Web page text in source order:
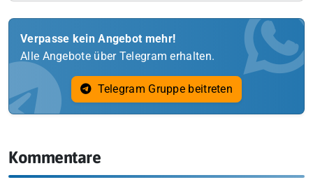
Verpasse kein Angebot mehr!
Alle Angebote über Telegram erhalten.
Telegram Gruppe beitreten
Kommentare